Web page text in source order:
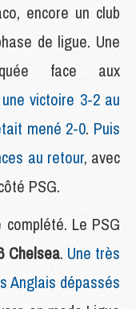
encore un club
de ligue. Une
face aux
victoire 3-2 au
mené 2-0. Puis
au retour, avec
PSG.
Le PSG
Chelsea. Une très
Anglais dépassés